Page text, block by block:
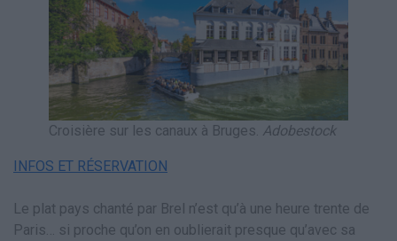
Croisière sur les canaux à Bruges. Adobestock
INFOS ET RÉSERVATION
Le plat pays chanté par Brel n’est qu’à une heure trente de
Paris… si proche qu’on en oublierait presque qu’avec sa